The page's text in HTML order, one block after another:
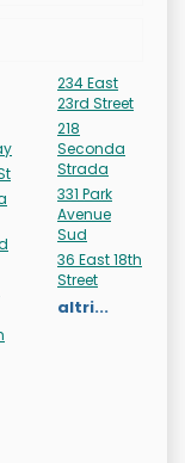
234 East
23rd Street
218
Seconda
Strada
331 Park
Avenue
Sud
36 East 18th
Street
altri...